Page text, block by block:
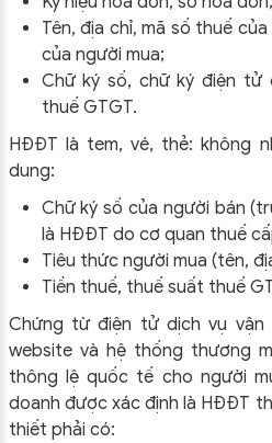
Tên, địa chỉ, mã số thuế
của người mua;
Chữ ký số, chữ ký điện tử
thuế GTGT.
HĐĐT là tem, vé, thẻ: không
dung:
Chữ ký số của người bán
là HĐĐT do cơ quan thuế
Tiêu thức người mua (tên,
Tiền thuế, thuế suất thuế
Chứng từ điện tử dịch vụ vận
website và hệ thống thương
thông lệ quốc tế cho người
doanh được xác định là HĐĐT
thiết phải có: